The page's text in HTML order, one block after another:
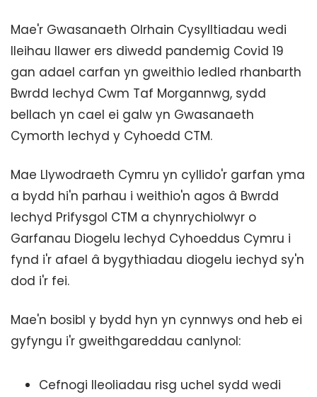
Mae'r Gwasanaeth Olrhain Cysylltiadau wedi
lleihau llawer ers diwedd pandemig Covid 19
gan adael carfan yn gweithio ledled rhanbarth
Bwrdd Iechyd Cwm Taf Morgannwg, sydd
bellach yn cael ei galw yn Gwasanaeth
Cymorth Iechyd y Cyhoedd CTM.
Mae Llywodraeth Cymru yn cyllido'r garfan yma
a bydd hi'n parhau i weithio'n agos â Bwrdd
Iechyd Prifysgol CTM a chynrychiolwyr o
Garfanau Diogelu Iechyd Cyhoeddus Cymru i
fynd i'r afael â bygythiadau diogelu iechyd sy'n
dod i'r fei.
Mae'n bosibl y bydd hyn yn cynnwys ond heb ei
gyfyngu i'r gweithgareddau canlynol:
Cefnogi lleoliadau risg uchel sydd wedi